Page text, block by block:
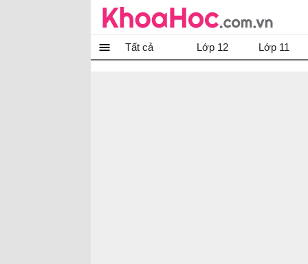
Tất cả Lớp 12 Lớp 11